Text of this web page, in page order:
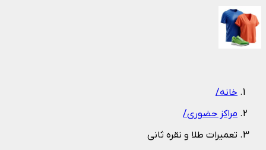
خانه/
مراکز حضوری/
تعمیرات طلا و نقره ثانی